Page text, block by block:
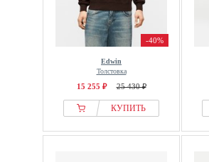
-40%
Edwin
Толстовка
15 255 ₽ 25 430 ₽
КУПИТЬ